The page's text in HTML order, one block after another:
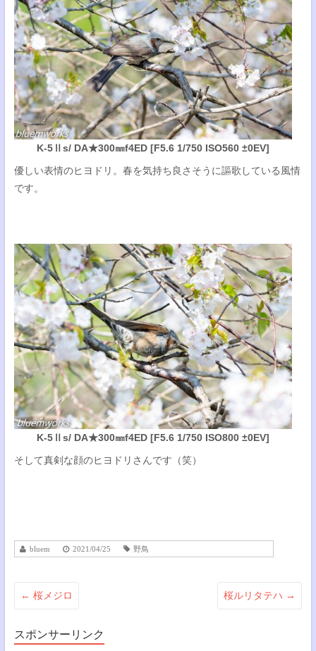
K-5Ⅱs/ DA★300㎜f4ED [F5.6 1/750 ISO560 ±0EV]
優しい表情のヒヨドリ。春を気持ち良さそうに謳歌している風情
です。
K-5Ⅱs/ DA★300㎜f4ED [F5.6 1/750 ISO800 ±0EV]
そして真剣な顔のヒヨドリさんです（笑）
bluem 2021/04/25 野鳥
← 桜メジロ 桜ルリタテハ →
スポンサーリンク